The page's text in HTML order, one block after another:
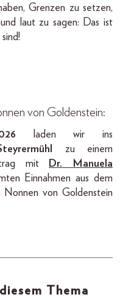
Grenzen zu setzen,
laut zu sagen: Das ist
von Goldenstein:
laden wir ins
zu einem
mit Dr.
Manuela
Einnahmen aus dem
Nonnen von Goldenstein
Thema